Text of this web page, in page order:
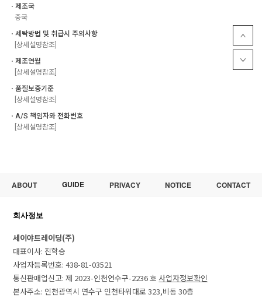
ㆍ제조국
중국
ㆍ세탁방법 및 취급시 주의사항
[상세설명참조]
ㆍ제조연월
[상세설명참조]
ㆍ품질보증기준
[상세설명참조]
ㆍA/S 책임자와 전화번호
[상세설명참조]
ABOUT GUIDE PRIVACY NOTICE CONTACT
회사정보
세이야트레이딩(주)
대표이사: 진학승
사업자등록번호: 438-81-03521
통신판매업신고: 제 2023-인천연수구-2236 호 사업자정보확인
본사주소: 인천광역시 연수구 인천타워대로 323,비동 30층